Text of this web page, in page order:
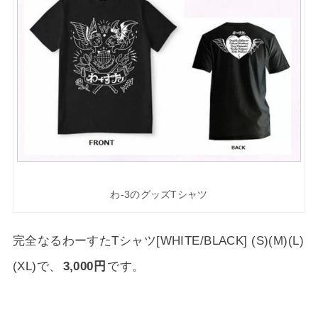
わ-3のグッズTシャツ
完全なるわーすたTシャツ[WHITE/BLACK] (S)(M)(L)
(XL)で、
3,000円 です。